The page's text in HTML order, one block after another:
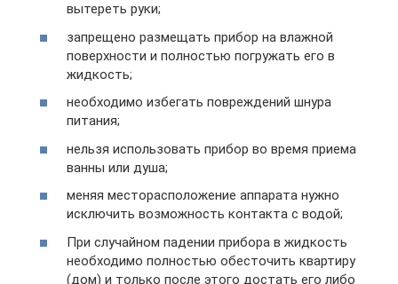
вытереть руки;
запрещено размещать прибор на влажной
поверхности и полностью погружать его в
жидкость;
необходимо избегать повреждений шнура
питания;
нельзя использовать прибор во время приема
ванны или душа;
меняя месторасположение аппарата нужно
исключить возможность контакта с водой;
При случайном падении прибора в жидкость
необходимо полностью обесточить квартиру
(дом) и только после этого достать его либо